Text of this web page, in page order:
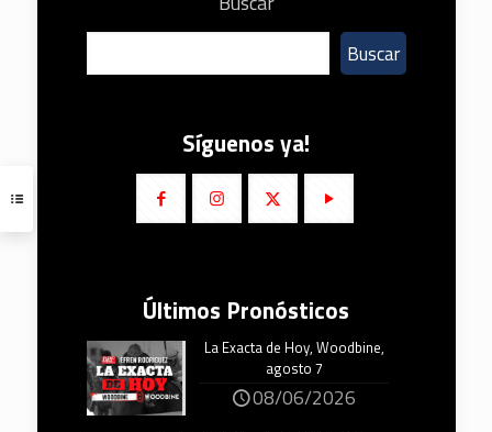
Buscar
Síguenos ya!
Últimos Pronósticos
La Exacta de Hoy, Woodbine,
agosto 7
08/06/2026